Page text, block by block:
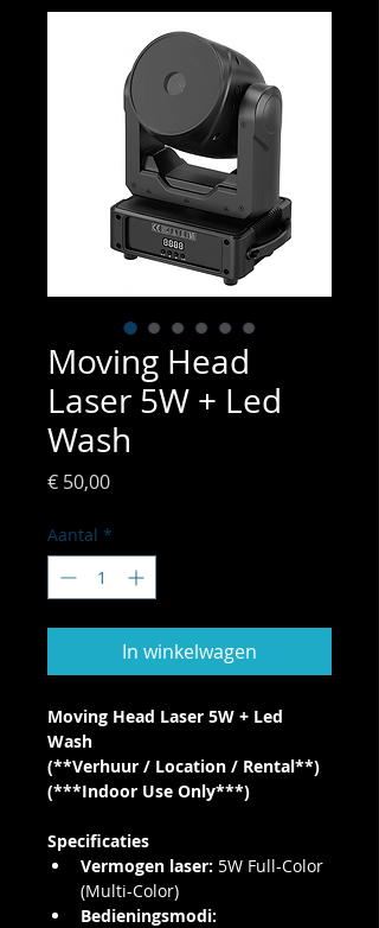
Moving Head
Laser 5W + Led
Wash
€ 50,00Prijs
Aantal *
In winkelwagen
Moving Head Laser 5W + Led
Wash
(**Verhuur / Location / Rental**)
(***Indoor Use Only***)
Specificaties
Vermogen laser: 5W Full-Color
(Multi-Color)
Bedieningsmodi: